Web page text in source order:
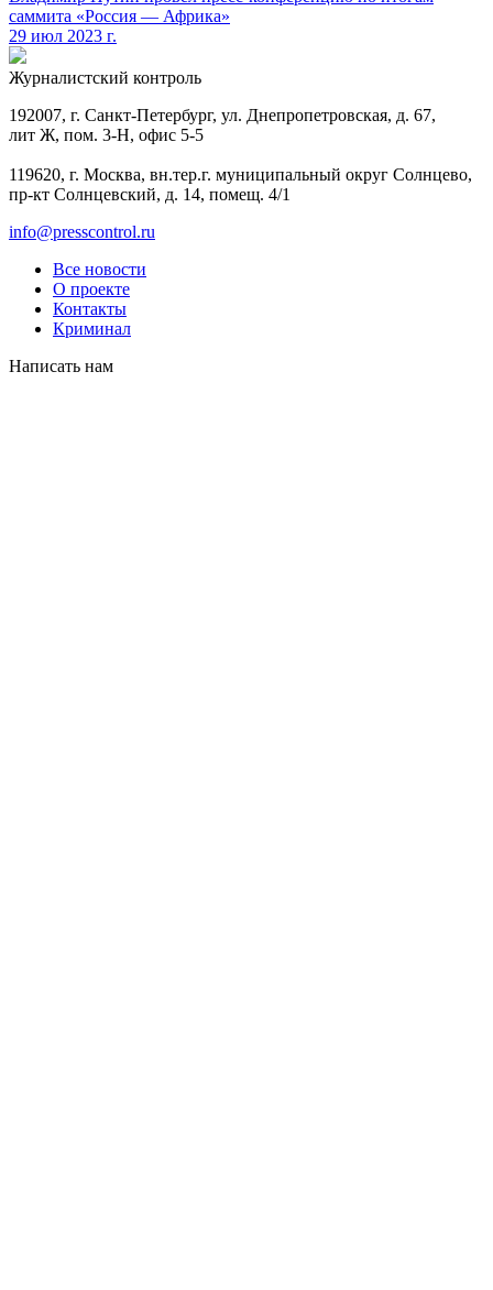
саммита «Россия — Африка»
29 июл 2023 г.
Журналистский контроль
192007, г. Санкт-Петербург, ул. Днепропетровская, д. 67,
лит Ж, пом. 3-Н, офис 5-5
119620, г. Москва, вн.тер.г. муниципальный округ Солнцево,
пр-кт Солнцевский, д. 14, помещ. 4/1
info@presscontrol.ru
Все новости
О проекте
Контакты
Криминал
Написать нам